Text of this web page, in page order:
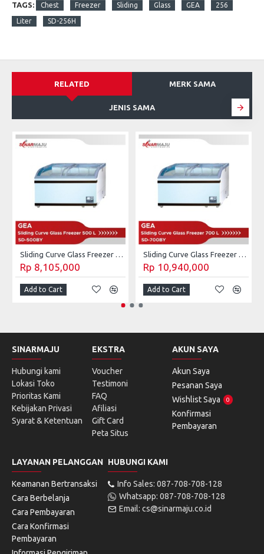
TAGS: Chest Freezer Sliding Glass GEA 256
Liter SD-256H
RELATED MERK SAMA
JENIS SAMA
Sliding Curve Glass Freezer GEA 500 Liter SD-500BY
Rp 8,105,000
Add to Cart
Sliding Curve Glass Freezer GEA 700 Liter SD-700BY
Rp 10,940,000
Add to Cart
SINARMAJU
Hubungi kami
Lokasi Toko
Prioritas Kami
Kebijakan Privasi
Syarat & Ketentuan
EKSTRA
Voucher
Testimoni
FAQ
Afiliasi
Gift Card
Peta Situs
AKUN SAYA
Akun Saya
Pesanan Saya
Wishlist Saya
0
Konfirmasi
Pembayaran
LAYANAN PELANGGAN
Keamanan Bertransaksi
Cara Berbelanja
Cara Pembayaran
Cara Konfirmasi
Pembayaran
HUBUNGI KAMI
Info Sales: 087-708-708-128
Whatsapp: 087-708-708-128
Email: cs@sinarmaju.co.id